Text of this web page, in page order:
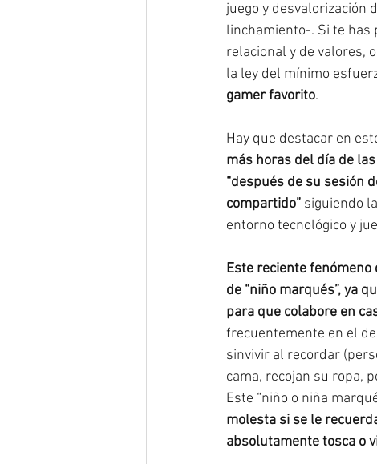
juego y desvalorización
linchamiento-. Si te has
relacional y de valores,
la ley del mínimo
gamer favorito.
Hay que destacar en
más horas del día de
“después de su sesión
compartido” siguiendo
entorno tecnológico y
Este reciente
de “niño marqués”, ya
para que colabore en
frecuentemente en el
sinvivir al recordar
cama, recojan su ropa,
Este “niño o niña
molesta si se le
absolutamente tosca o